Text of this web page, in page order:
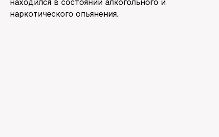
наркотического опьянения.